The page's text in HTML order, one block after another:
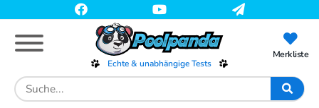
to
main
content
Echte & unabhängige Tests
Search
for:
Merkliste